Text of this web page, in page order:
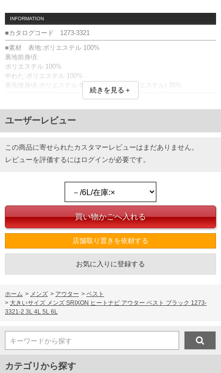
INFORMATION
■カタログコード 1273-3321
■素材 表地:ポリエステル 100%
裏地前身頃:
ポリエステル 100%
中わた:ポリエステル 100%
裏地後身頃:ポリエステル 65% 複合繊維(ポリエステル) 35%
ベストです。
【予約商品について】
フルジップ／サイドポケット有／スタンドカラー／プリント(ラバー)
■サイズ表
6L/170/86/148/59/70
単位はcm
※【返品交換について】
返品交換希望の方は、商品到着後1週間以内にご連絡ください。
下着(肌着)やワイシャツは商品の性質上、返品交換不可とさせて頂いております。予め
※【ボトムの裾上げをご希望の場合】
上の品が対象。1本5,999円以下の商品は有料（500円+税）となります。）
出荷まで約1週間～20日間程お時間を頂く場合がございます。
尚、裾上げした商品は返品・交換不可となりますので、予めご了承下さい。
一部、お直しに対応出来ない商品がございます。(例：裾にファスナーや調節ひもが付
※商品によって若干のサイズの誤差がございます。また、お客様がご使用の環境（コ
ンピュータ画面）によって、商品の色味が若干異なる場合がございます。予めご了承
※当店での掲載商品は、実店鋪と在庫を共用しておりますので店頭での売り違い、店
舗からのお取り寄せ等により、お客様にご迷惑をお掛けしてしまう場合がございま
続きを見る＋
ユーザーレビュー
この商品に寄せられたカスタマーレビューはまだありません。
レビューを評価するにはログインが必要です。
店舗取り置きを依頼する
お気に入りに登録する
ホーム > メンズ > アウター > ベスト
> 大きいサイズ メンズ SRIXON ヒートナビ アウター ベスト ブラック 1273-
3321-2 3L 4L 5L 6L
キーワードから探す
カテゴリから探す